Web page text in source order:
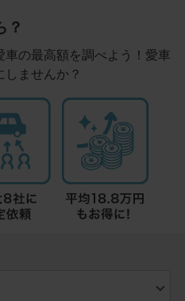
？
の最高額を調べよう！愛車
しませんか？